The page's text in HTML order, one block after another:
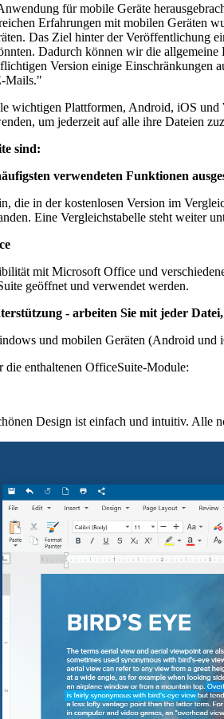
für mobile Geräte
Erfahrungen mit mobilen
Das Ziel hinter der Veröffentlichung
Dadurch können wir die
Version einige
Mails."
wichtigen Plattformen, Android, iOS
um jederzeit auf alle ihre Dateien
sind:
verwendeten Funktionen
die in der kostenlosen Version im
Eine Vergleichstabelle steht weiter
mit Microsoft Office und
geöffnet und verwendet werden.
- arbeiten Sie mit jeder
und mobilen Geräten (Android und
die enthaltenen OfficeSuite-Module:
Design ist einfach und intuitiv.